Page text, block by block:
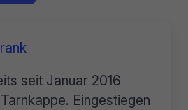
seit Januar 2016
Eingestiegen